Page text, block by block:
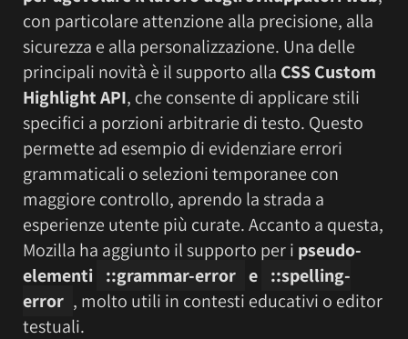
con particolare attenzione alla precisione, alla
sicurezza e alla personalizzazione. Una delle
principali novità è il supporto alla CSS Custom
Highlight API, che consente di applicare stili
specifici a porzioni arbitrarie di testo. Questo
permette ad esempio di evidenziare errori
grammaticali o selezioni temporanee con
maggiore controllo, aprendo la strada a
esperienze utente più curate. Accanto a questa,
Mozilla ha aggiunto il supporto per i pseudo-
elementi ::grammar-error e ::spelling-
error , molto utili in contesti educativi o editor
testuali.